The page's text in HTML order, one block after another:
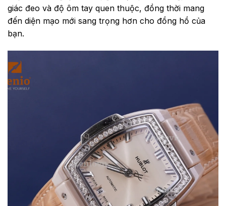
giác đeo và độ ôm tay quen thuộc, đồng thời mang
đến diện mạo mới sang trọng hơn cho đồng hồ của
bạn.